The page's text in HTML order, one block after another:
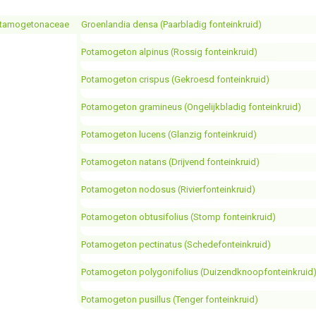
Groenlandia densa (Paarbladig fonteinkruid)
Potamogeton alpinus (Rossig fonteinkruid)
Potamogeton crispus (Gekroesd fonteinkruid)
Potamogeton gramineus (Ongelijkbladig fonteinkruid)
Potamogeton lucens (Glanzig fonteinkruid)
Potamogeton natans (Drijvend fonteinkruid)
Potamogeton nodosus (Rivierfonteinkruid)
Potamogeton obtusifolius (Stomp fonteinkruid)
Potamogeton pectinatus (Schedefonteinkruid)
Potamogeton polygonifolius
Potamogeton pusillus (Tenger fonteinkruid)